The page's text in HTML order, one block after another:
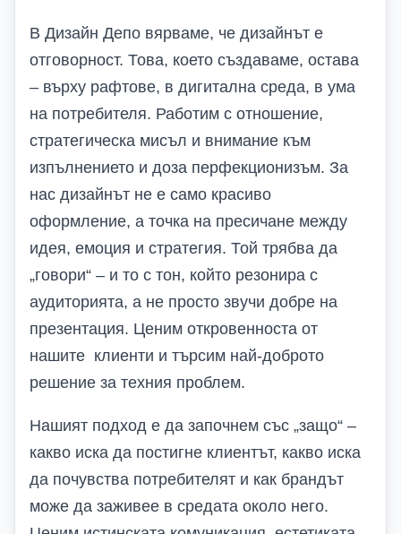
В Дизайн Депо вярваме, че дизайнът е
отговорност. Това, което създаваме, остава
– върху рафтове, в дигитална среда, в ума
на потребителя. Работим с отношение,
стратегическа мисъл и внимание към
изпълнението и доза перфекционизъм. За
нас дизайнът не е само красиво
оформление, а точка на пресичане между
идея, емоция и стратегия. Той трябва да
„говори“ – и то с тон, който резонира с
аудиторията, а не просто звучи добре на
презентация. Ценим откровенноста от
нашите клиенти и търсим най-доброто
решение за техния проблем.
Нашият подход е да започнем със „защо“ –
какво иска да постигне клиентът, какво иска
да почувства потребителят и как брандът
може да заживее в средата около него.